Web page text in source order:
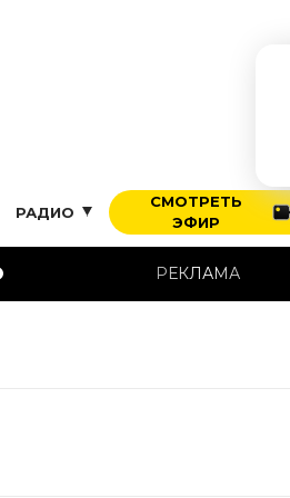
РАДИО
СМОТРЕТЬ
ЭФИР
РЕКЛАМА